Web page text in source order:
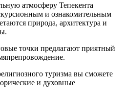
атмосферу Тепекента
и ознакомительным
природа, архитектура и
точки предлагают приятный
туризма вы сможете
и духовные